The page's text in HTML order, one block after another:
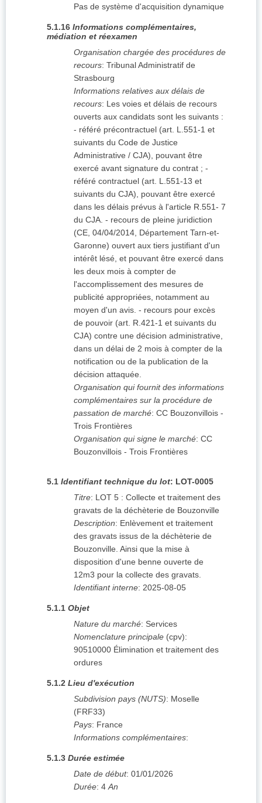
Pas de système d'acquisition dynamique
5.1.16 Informations complémentaires,
médiation et réexamen
Organisation chargée des procédures de
recours: Tribunal Administratif de
Strasbourg
Informations relatives aux délais de
recours: Les voies et délais de recours
ouverts aux candidats sont les suivants :
- référé précontractuel (art. L.551-1 et
suivants du Code de Justice
Administrative / CJA), pouvant être
exercé avant signature du contrat ; -
référé contractuel (art. L.551-13 et
suivants du CJA), pouvant être exercé
dans les délais prévus à l'article R.551- 7
du CJA. - recours de pleine juridiction
(CE, 04/04/2014, Département Tarn-et-
Garonne) ouvert aux tiers justifiant d'un
intérêt lésé, et pouvant être exercé dans
les deux mois à compter de
l'accomplissement des mesures de
publicité appropriées, notamment au
moyen d'un avis. - recours pour excès
de pouvoir (art. R.421-1 et suivants du
CJA) contre une décision administrative,
dans un délai de 2 mois à compter de la
notification ou de la publication de la
décision attaquée.
Organisation qui fournit des informations
complémentaires sur la procédure de
passation de marché: CC Bouzonvillois -
Trois Frontières
Organisation qui signe le marché: CC
Bouzonvillois - Trois Frontières
5.1 Identifiant technique du lot: LOT-0005
Titre: LOT 5 : Collecte et traitement des
gravats de la déchèterie de Bouzonville
Description: Enlèvement et traitement
des gravats issus de la déchèterie de
Bouzonville. Ainsi que la mise à
disposition d'une benne ouverte de
12m3 pour la collecte des gravats.
Identifiant interne: 2025-08-05
5.1.1 Objet
Nature du marché: Services
Nomenclature principale (cpv):
90510000 Élimination et traitement des
ordures
5.1.2 Lieu d'exécution
Subdivision pays (NUTS): Moselle
(FRF33)
Pays: France
Informations complémentaires:
5.1.3 Durée estimée
Date de début: 01/01/2026
Durée: 4 An